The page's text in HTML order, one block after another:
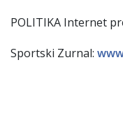
POLITIKA Internet
Sportski Zurnal: